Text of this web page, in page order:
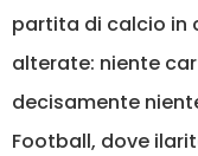
partita di calcio in
alterate: niente
decisamente
Football, dove